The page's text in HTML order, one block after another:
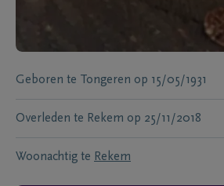
Geboren te Tongeren op 15/05/1931
Overleden te Rekem op 25/11/2018
Woonachtig te Rekem